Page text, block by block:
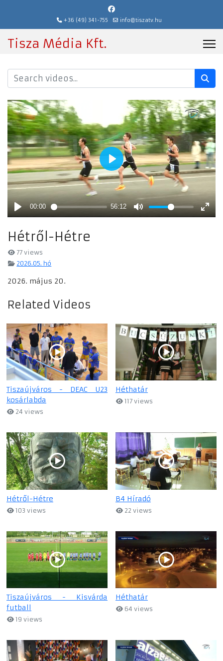
+36 (49) 341-755 info@tiszatv.hu
Tisza Média Kft.
Hétről-Hétre
77 views
2026.05. hó
2026. május 20.
Related Videos
Tiszaújváros - DEAC U23
kosárlabda
24 views
Héthatár
117 views
Hétről-Hétre
103 views
B4 Híradó
22 views
Tiszaújváros - Kisvárda
futball
19 views
Héthatár
64 views